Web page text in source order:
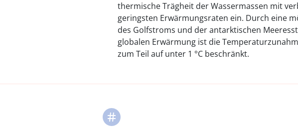
thermische Trägheit der Wassermassen mit
geringsten Erwärmungsraten ein. Durch eine
des Golfstroms und der antarktischen
globalen Erwärmung ist die
zum Teil auf unter 1 °C beschränkt.